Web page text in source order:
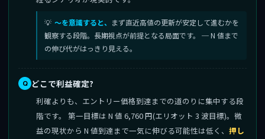
〜を意識すると、 まず直近高値の更新が安定して進むかを
観察する段階。長期視点が前提となる局面です。 ─ N 値まで
の伸び代がはっきり見える。
どこで利益確定?
利確よりも、エントリー価格到達までの道のりに集中する段
階です。 第一目標は N 値 6,760 円(エリオット 3 波目標)。微
益の現状から N 値到達まで一気に伸びる可能性は低く、 押し